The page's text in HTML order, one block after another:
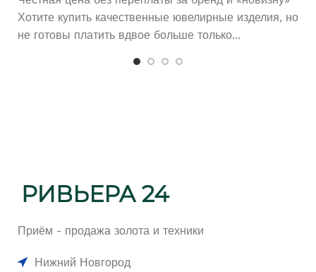
Хотите купить качественные ювелирные изделия, но
не готовы платить вдвое больше только...
Приём - продажа золота и техники
Нижний Новгород